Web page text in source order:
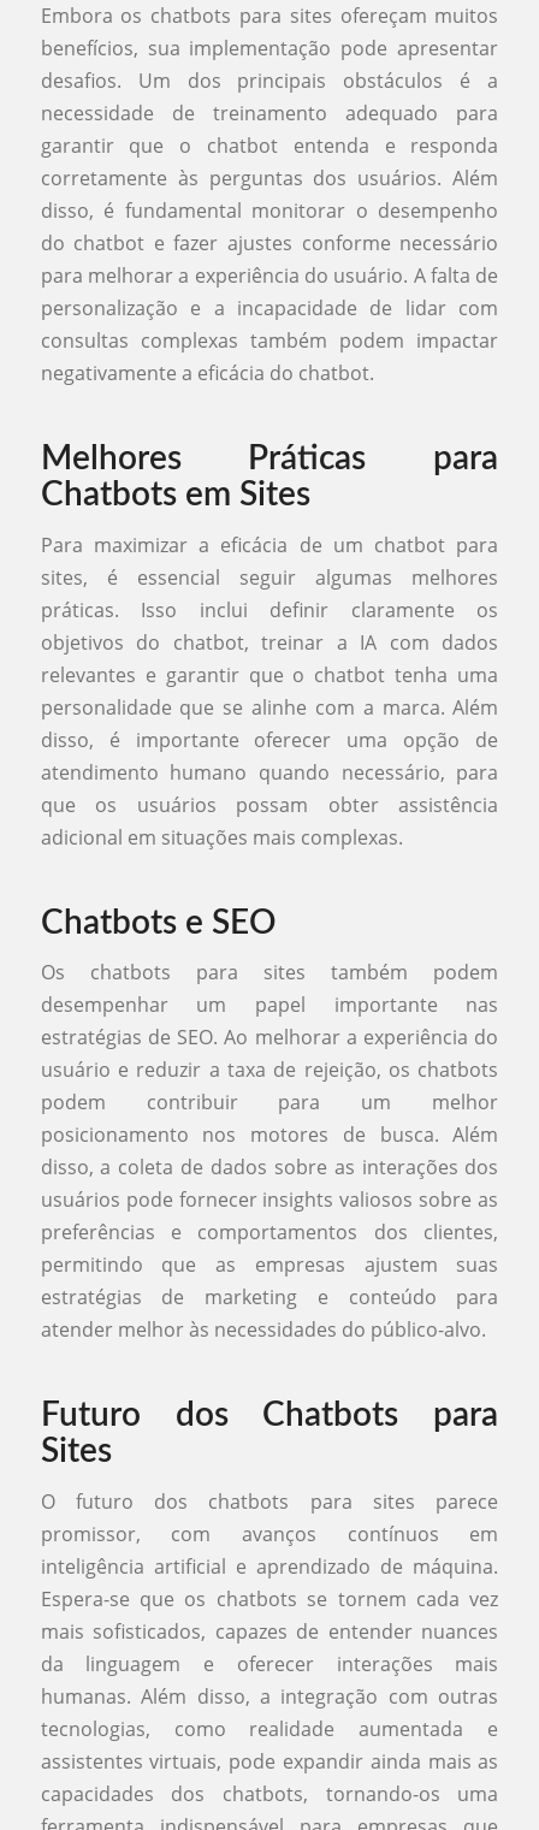
Embora os chatbots para sites ofereçam muitos
benefícios, sua implementação pode apresentar
desafios. Um dos principais obstáculos é a
necessidade de treinamento adequado para
garantir que o chatbot entenda e responda
corretamente às perguntas dos usuários. Além
disso, é fundamental monitorar o desempenho
do chatbot e fazer ajustes conforme necessário
para melhorar a experiência do usuário. A falta de
personalização e a incapacidade de lidar com
consultas complexas também podem impactar
negativamente a eficácia do chatbot.
Melhores Práticas para
Chatbots em Sites
Para maximizar a eficácia de um chatbot para
sites, é essencial seguir algumas melhores
práticas. Isso inclui definir claramente os
objetivos do chatbot, treinar a IA com dados
relevantes e garantir que o chatbot tenha uma
personalidade que se alinhe com a marca. Além
disso, é importante oferecer uma opção de
atendimento humano quando necessário, para
que os usuários possam obter assistência
adicional em situações mais complexas.
Chatbots e SEO
Os chatbots para sites também podem
desempenhar um papel importante nas
estratégias de SEO. Ao melhorar a experiência do
usuário e reduzir a taxa de rejeição, os chatbots
podem contribuir para um melhor
posicionamento nos motores de busca. Além
disso, a coleta de dados sobre as interações dos
usuários pode fornecer insights valiosos sobre as
preferências e comportamentos dos clientes,
permitindo que as empresas ajustem suas
estratégias de marketing e conteúdo para
atender melhor às necessidades do público-alvo.
Futuro dos Chatbots para
Sites
O futuro dos chatbots para sites parece
promissor, com avanços contínuos em
inteligência artificial e aprendizado de máquina.
Espera-se que os chatbots se tornem cada vez
mais sofisticados, capazes de entender nuances
da linguagem e oferecer interações mais
humanas. Além disso, a integração com outras
tecnologias, como realidade aumentada e
assistentes virtuais, pode expandir ainda mais as
capacidades dos chatbots, tornando-os uma